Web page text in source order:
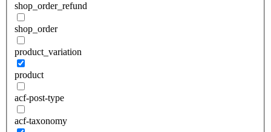
shop_order_refund
shop_order
product_variation
product
acf-post-type
acf-taxonomy